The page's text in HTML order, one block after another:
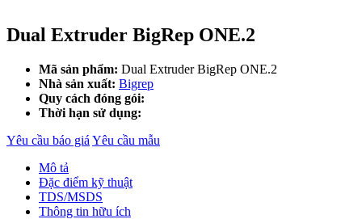
Dual Extruder BigRep ONE.2
Mã sản phẩm: Dual Extruder BigRep ONE.2
Nhà sản xuất: Bigrep
Quy cách đóng gói:
Thời hạn sử dụng:
Yêu cầu báo giá Yêu cầu mẫu
Mô tả
Đặc điểm kỹ thuật
TDS/MSDS
Thông tin hữu ích